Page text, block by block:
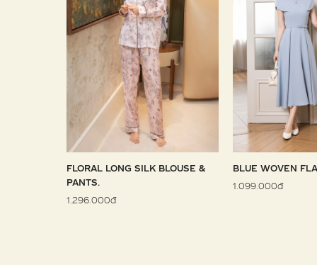
FLORAL LONG SILK BLOUSE &
PANTS.
1.296.000đ
BLUE WOVEN
1.099.000đ